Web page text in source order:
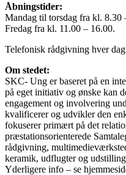
Åbningstider:
Mandag til torsdag fra kl. 8.30
Fredag fra kl. 11.00 – 16.00.
Telefonisk rådgivning hver
Om stedet:
SKC- Ung er baseret på en
på eget initiativ og ønske kan
engagement og involvering
kvalificerer og udvikler den
fokuserer primært på det
præstationsorienterede
rådgivning,
keramik, udflugter og
Yderligere info – se